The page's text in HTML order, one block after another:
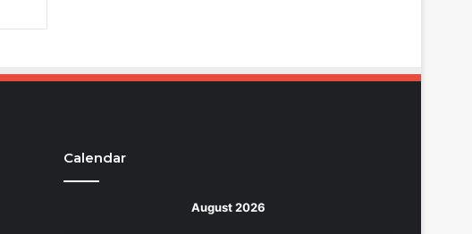
Calendar
August 2026